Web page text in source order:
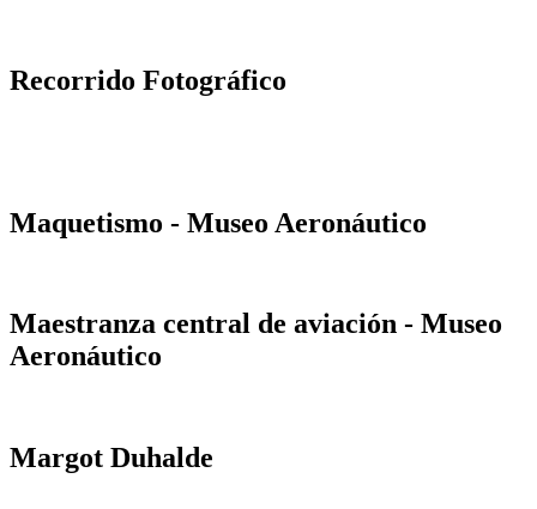
Recorrido Fotográfico
Maquetismo - Museo Aeronáutico
Maestranza central de aviación - Museo
Aeronáutico
Margot Duhalde